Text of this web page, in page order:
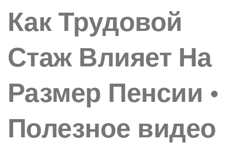
Как Трудовой
Стаж Влияет На
Размер Пенсии •
Полезное видео